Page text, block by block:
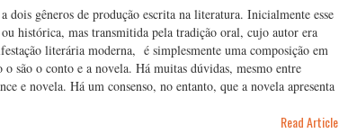
dois gêneros de produção escrita na literatura. Inicialmente esse
histórica, mas transmitida pela tradição oral, cujo autor era
literária moderna, é simplesmente uma composição em
são o conto e a novela. Há muitas dúvidas, mesmo entre
e novela. Há um consenso, no entanto, que a novela apresenta
Read Article